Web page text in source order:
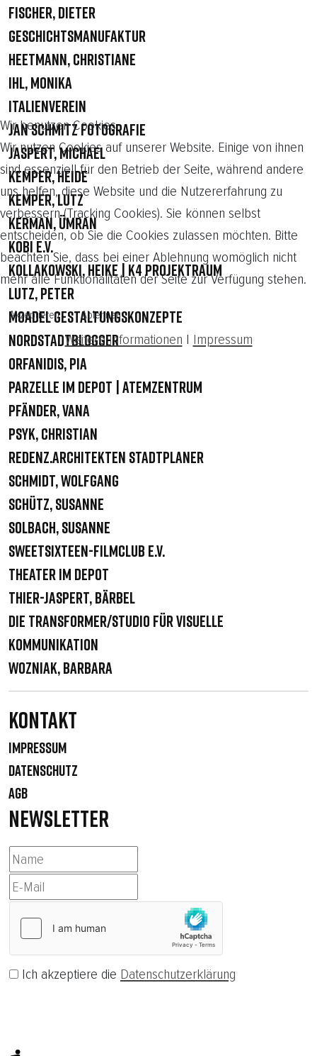
Fischer, Dieter
Geschichtsmanufaktur
Heetmann, Christiane
Ihl, Monika
Italienverein
Jan Schmitz Fotografie
Jaspert, Michael
Kemper, Heide
Kemper, Lutz
Kerman, Ümran
KOBI e.V.
Kollakowski, Heike | K4 Projektraum
Lutz, Peter
Moadel Gestaltungskonzepte
Nordstadtblogger
Orfanidis, Pia
Parzelle im Depot | Atemzentrum
Pfänder, Vana
Psyk, Christian
Redenz.Architekten Stadtplaner
Schmidt, Wolfgang
Schütz, Susanne
Solbach, Susanne
sweetSixteen-filmclub e.V.
Theater im Depot
Thier-Jaspert, Bärbel
Die Transformer/Studio für visuelle
Kommunikation
Wozniak, Barbara
Kontakt
IMPRESSUM
DATENSCHUTZ
AGB
NEWSLETTER
Ich akzeptiere die Datenschutzerklärung
Wir benutzen Cookies
Wir nutzen Cookies auf unserer Website. Einige von ihnen
sind essenziell für den Betrieb der Seite, während andere
uns helfen, diese Website und die Nutzererfahrung zu
verbessern (Tracking Cookies). Sie können selbst
entscheiden, ob Sie die Cookies zulassen möchten. Bitte
beachten Sie, dass bei einer Ablehnung womöglich nicht
mehr alle Funktionalitäten der Seite zur Verfügung stehen.
Akzeptieren Ablehnen
Weitere Informationen | Impressum